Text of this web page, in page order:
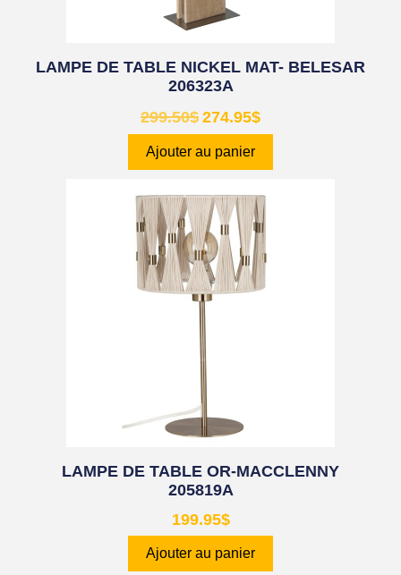
LAMPE DE TABLE NICKEL MAT- BELESAR
206323A
299.50$ 274.95$
Ajouter au panier
LAMPE DE TABLE OR-MACCLENNY
205819A
199.95$
Ajouter au panier